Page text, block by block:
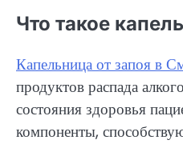
Что такое
Капельница от запоя в
продуктов распада
состояния здоровья
компоненты,